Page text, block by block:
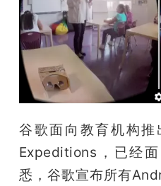
谷歌面向教育机构推
Expeditions，已经
悉，谷歌宣布所有